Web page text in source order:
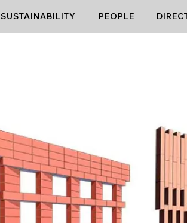
SUSTAINABILITY PEOPLE